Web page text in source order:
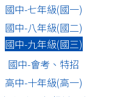
國中-七年級(國一)
國中-八年級(國二)
國中-九年級(國三)
國中-會考、特招
高中-十年級(高一)